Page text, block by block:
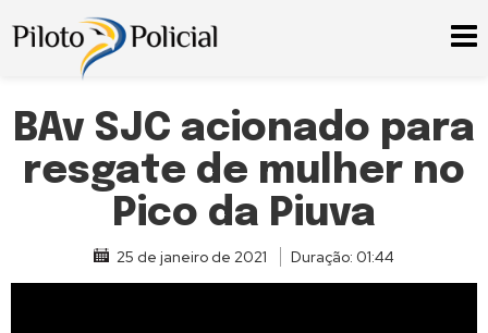
BAv SJC acionado para
resgate de mulher no
Pico da Piuva
25 de janeiro de 2021 Duração: 01:44